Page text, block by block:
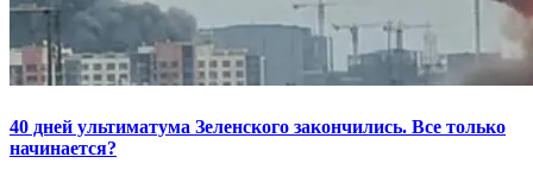
40 дней ультиматума Зеленского закончились. Все только
начинается?